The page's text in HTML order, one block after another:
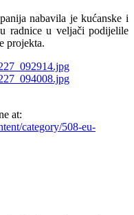
nabavila je kućanske i
radnice u veljači podijelile
projekta.
at:
category/508-eu-